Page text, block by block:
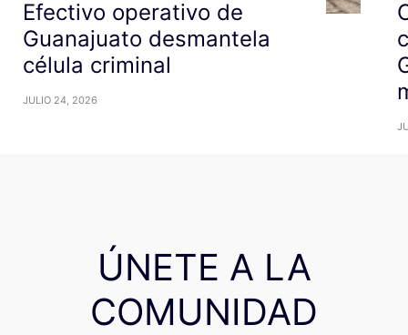
Efectivo operativo de
Guanajuato desmantela
célula criminal
JULIO 24, 2026
ÚNETE A LA
COMUNIDAD